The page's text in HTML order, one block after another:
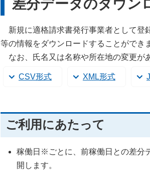
差分データのダウン
新規に適格請求書発行事業者として登
等の情報をダウンロードすることができ
なお、氏名又は名称や所在地の変更が
CSV形式 XML形式
ご利用にあたって
稼働日※ごとに、前稼働日との差分
開します。